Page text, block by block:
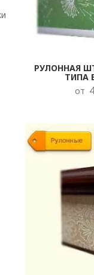
РУЛОННАЯ
ТИПА
от